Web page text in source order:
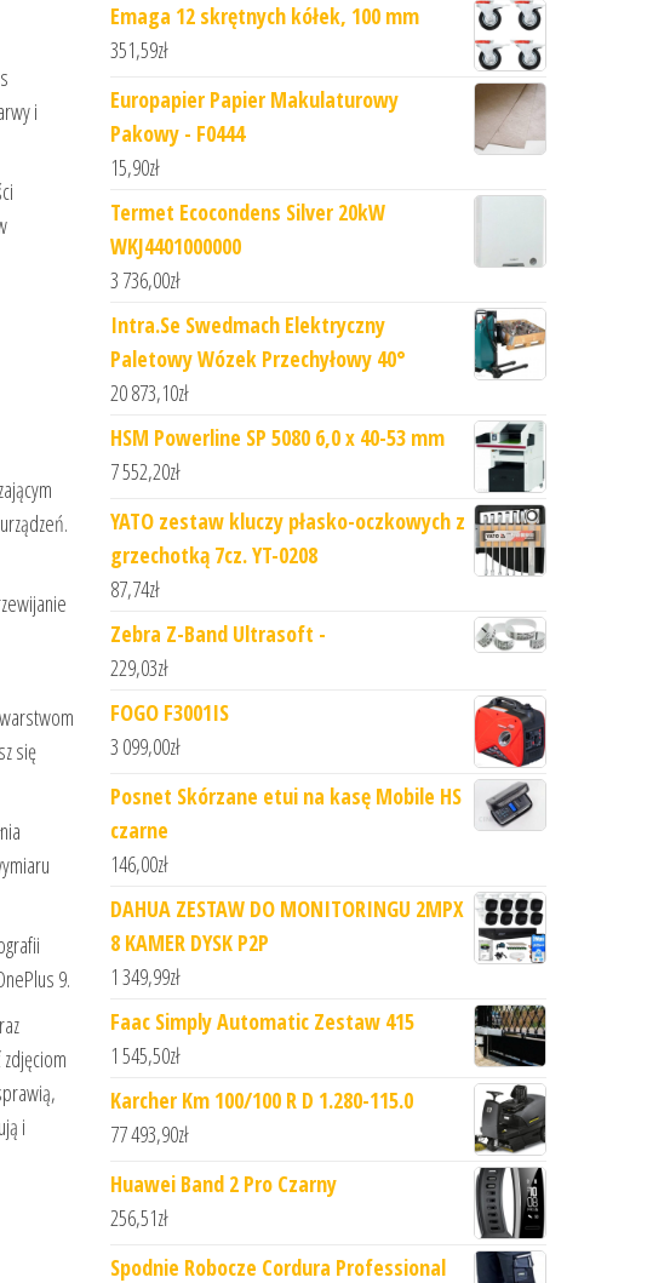
i
się
9.
i
Emaga 12 skrętnych kółek, 100 mm
351,59zł
Europapier Papier Makulaturowy
Pakowy - F0444
15,90zł
Termet Ecocondens Silver 20kW
WKJ4401000000
3 736,00zł
Intra.Se Swedmach Elektryczny
Paletowy Wózek Przechyłowy 40°
20 873,10zł
HSM Powerline SP 5080 6,0 x 40-53 mm
7 552,20zł
YATO zestaw kluczy płasko-oczkowych z
grzechotką 7cz. YT-0208
87,74zł
Zebra Z-Band Ultrasoft -
229,03zł
FOGO F3001IS
3 099,00zł
Posnet Skórzane etui na kasę Mobile HS
czarne
146,00zł
DAHUA ZESTAW DO MONITORINGU 2MPX
8 KAMER DYSK P2P
1 349,99zł
Faac Simply Automatic Zestaw 415
1 545,50zł
Karcher Km 100/100 R D 1.280-115.0
77 493,90zł
Huawei Band 2 Pro Czarny
256,51zł
Spodnie Robocze Cordura Professional